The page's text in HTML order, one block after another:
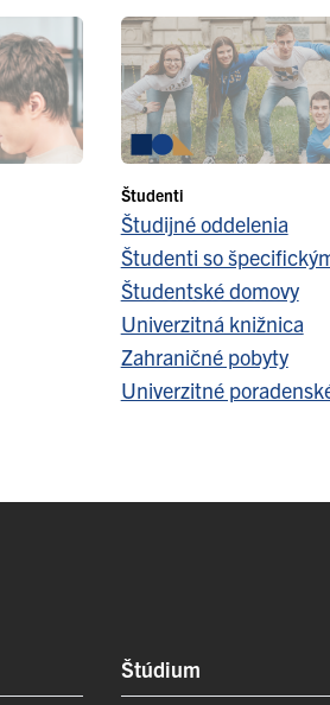
Študenti
Študijné oddelenia
Študenti so
Študentské domovy
Univerzitná knižnica
Zahraničné pobyty
Univerzitné
Štúdium